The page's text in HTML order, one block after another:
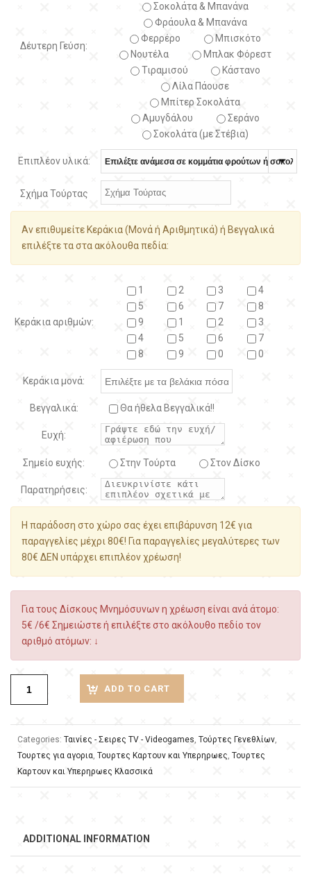
Δέυτερη Γεύση:
Σοκολάτα & Μπανάνα
Φράουλα & Μπανάνα
Φερρέρο
Μπισκότο
Νουτέλα
Μπλακ Φόρεστ
Τιραμισού
Κάστανο
Λίλα Πάουσε
Μπίτερ Σοκολάτα
Αμυγδάλου
Σεράνο
Σοκολάτα (με Στέβια)
Επιπλέον υλικά:
Σχήμα Τούρτας
Αν επιθυμείτε Κεράκια (Μονά ή Αριθμητικά) ή Βεγγαλικά
επιλέξτε τα στα ακόλουθα πεδία:
Κεράκια αριθμών:
1 2 3
4
5
6 7
8
9
1 2
3
4
5 6
7
8
9 0 0
Κεράκια μονά:
Βεγγαλικά: Θα ήθελα Βεγγαλικά!!
Ευχή:
Σημείο ευχής: Στην Τούρτα Στον Δίσκο
Παρατηρήσεις:
Η παράδοση στο χώρο σας έχει επιβάρυνση 12€ για
παραγγελίες μέχρι 80€! Για παραγγελίες μεγαλύτερες των
80€ ΔΕΝ υπάρχει επιπλέον χρέωση!
Για τους Δίσκους Μνημόσυνων η χρέωση είναι ανά άτομο:
5€ /6€ Σημειώστε ή επιλέξτε στο ακόλουθο πεδίο τον
αριθμό ατόμων: ↓
ADD TO CART
Categories: Ταινίες - Σειρες TV - Videogames, Τούρτες Γενεθλίων,
Τουρτες για αγορια, Τουρτες Καρτουν και Υπερηρωες, Τουρτες
Καρτουν και Υπερηρωες Κλασσικά
ADDITIONAL INFORMATION